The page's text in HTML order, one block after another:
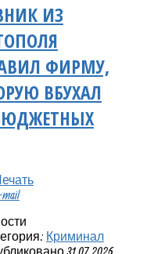
ИЗ
ФИРМУ,
ВБУХАЛ
Криминал
31.07.2026